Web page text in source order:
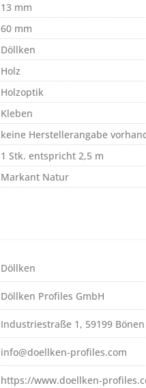
13 mm
60 mm
Döllken
Holz
Holzoptik
Kleben
keine Herstellerangabe
1 Stk. entspricht 2,5 m
Markant Natur
Döllken
Döllken Profiles GmbH
Industriestraße 1, 59199 Bönen
info@doellken-profiles.com
https://www.doellken-